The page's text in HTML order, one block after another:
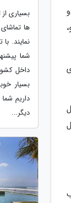
بسیاری
ها
نمایند.
شما
داخل
بسیار
داریم
دیگر...